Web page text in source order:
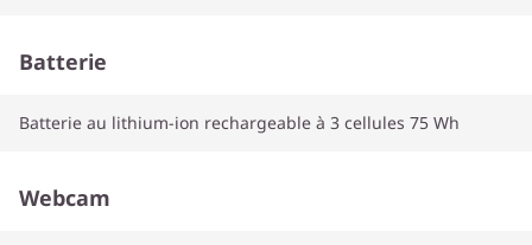
Batterie
Batterie au lithium-ion rechargeable à 3 cellules 75 Wh
Webcam